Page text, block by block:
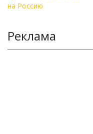
Реклама